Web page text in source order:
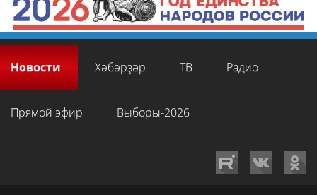
Новости Хәбәрҙәр ТВ Радио
Прямой эфир Выборы-2026